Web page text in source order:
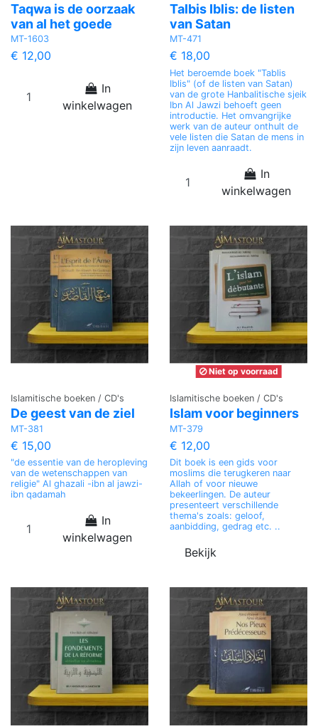
Taqwa is de oorzaak
van al het goede
MT-1603
€ 12,00
In
winkelwagen
Talbis Iblis: de listen
van Satan
MT-471
€ 18,00
Het beroemde boek "Tablis
Iblis" (of de listen van Satan)
van de grote Hanbalitische sjeik
Ibn Al Jawzi behoeft geen
introductie. Het omvangrijke
werk van de auteur onthult de
vele listen die Satan de mens in
zijn leven aanraadt.
In
winkelwagen
Islamitische boeken / CD's
De geest van de ziel
MT-381
€ 15,00
"de essentie van de heropleving
van de wetenschappen van
religie" Al ghazali -ibn al jawzi-
ibn qadamah
In
winkelwagen
Niet op voorraad
Islamitische boeken / CD's
Islam voor beginners
MT-379
€ 12,00
Dit boek is een gids voor
moslims die terugkeren naar
Allah of voor nieuwe
bekeerlingen. De auteur
presenteert verschillende
thema's zoals: geloof,
aanbidding, gedrag etc. ..
Bekijk